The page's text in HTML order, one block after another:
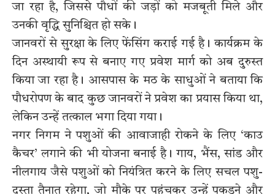
जा रहा है, जिससे पौधों की जड़ों को मजबूती मिले और
उनकी वृद्धि सुनिश्चित हो सके।
जानवरों से सुरक्षा के लिए फेंसिंग कराई गई है। कार्यक्रम के
दिन अस्थायी रूप से बनाए गए प्रवेश मार्ग को अब दुरुस्त
किया जा रहा है। आसपास के मठ के साधुओं ने बताया कि
पौधरोपण के बाद कुछ जानवरों ने प्रवेश का प्रयास किया था,
लेकिन उन्हें तत्काल भगा दिया गया।
नगर निगम ने पशुओं की आवाजाही रोकने के लिए ‘काउ
कैचर’ लगाने की भी योजना बनाई है। गाय, भैंस, सांड और
नीलगाय जैसे पशुओं को नियंत्रित करने के लिए सचल पशु-
दस्ता तैनात रहेगा, जो मौके पर पहुंचकर उन्हें पकड़ने और